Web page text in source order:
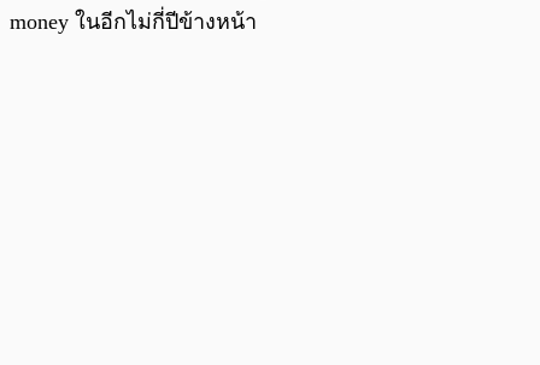
money ในอีกไม่กี่ปีข้างหน้า